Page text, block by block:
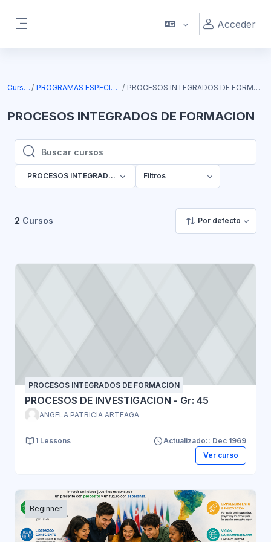
Acceder
Cursos PROGRAMAS ESPECIALES PROCESOS INTEGRADOS DE FORMACION
PROCESOS INTEGRADOS DE FORMACION
Buscar cursos
Buscar cursos
PROCESOS INTEGRADOS DE FORMACION
Filtros
2 Cursos Por defecto
PROCESOS INTEGRADOS DE FORMACION
PROCESOS DE INVESTIGACION - Gr: 45
ANGELA PATRICIA ARTEAGA
1 Lessons
Actualizado:: Dec 1969
Ver curso
Beginner